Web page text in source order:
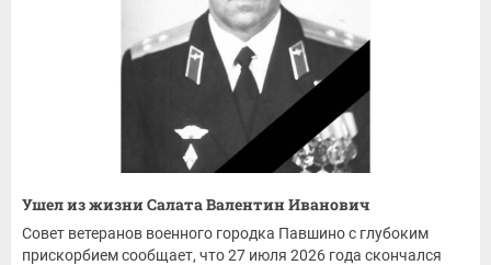
Ушел из жизни Салата Валентин Иванович
Совет ветеранов военного городка Павшино с глубоким
прискорбием сообщает, что 27 июля 2026 года скончался